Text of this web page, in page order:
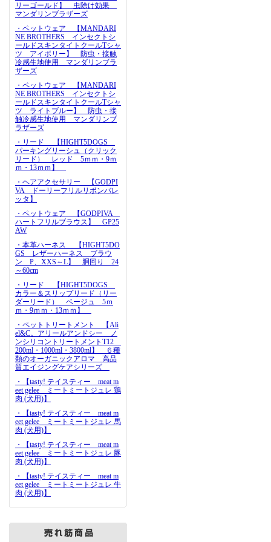
リーゴールド】 虫除け効果
マンダリンブラザーズ
・ペットウェア 【MANDARI
NE BROTHERS インセクトシ
ールドスキンタイトクールTシャ
ツ アイボリー】 防虫・接触
冷感生地使用 マンダリンブラ
ザーズ
・ペットウェア 【MANDARI
NE BROTHERS インセクトシ
ールドスキンタイトクールTシャ
ツ ライトブルー】 防虫・接
触冷感生地使用 マンダリンブ
ラザーズ
・リード 【HIGHT5DOGS
パーキングリーシュ（クリック
リード） レッド 5ｍｍ・9ｍ
ｍ・13ｍｍ】
・ヘアアクセサリー 【GODPI
VA ドーリーフリルリボンバレ
ッタ】
・ペットウェア 【GODPIVA
ハートフリルブラウス】 GP25
AW
・本革ハーネス 【HIGHT5DO
GS レザーハーネス ブラウ
ン P、XXS～L】 胴回り 24
～60cm
・リード 【HIGHT5DOGS
カラー＆スリップリード（リー
ダーリード） ベージュ 5ｍ
ｍ・9ｍｍ・13ｍｍ】
・ペットトリートメント 【Ali
el&C。アリールアンドシー ノ
ンシリコントリートメントT12
200ml・1000ml・3800ml】 ６種
類のオーガニックアロマ 高品
質エイジングケアシリーズ
・【tasty! テイスティー meat m
eet gelee ミートミートジュレ 鶏
肉 (犬用)】
・【tasty! テイスティー meat m
eet gelee ミートミートジュレ 馬
肉 (犬用)】
・【tasty! テイスティー meat m
eet gelee ミートミートジュレ 豚
肉 (犬用)】
・【tasty! テイスティー meat m
eet gelee ミートミートジュレ 牛
肉 (犬用)】